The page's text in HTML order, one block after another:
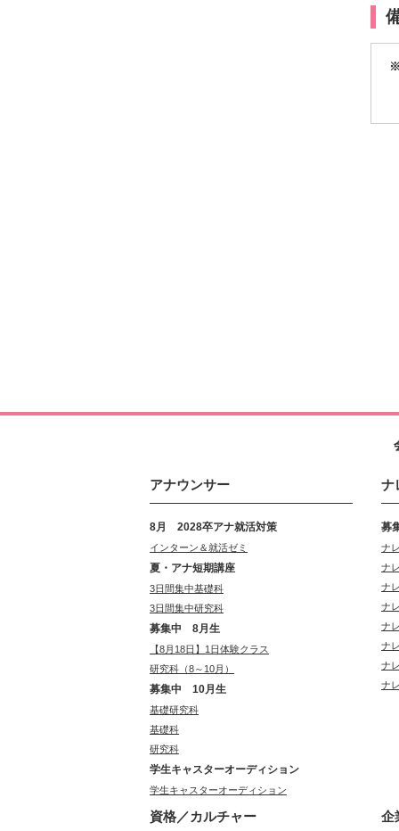
アナウンサー
8月 2028卒アナ就活対策
インターン＆就活ゼミ
夏・アナ短期講座
3日間集中基礎科
3日間集中研究科
募集中 8月生
【8月18日】1日体験クラス
研究科（8～10月）
募集中 10月生
基礎研究科
基礎科
研究科
学生キャスターオーディション
学生キャスターオーディション
ナ
募
ナ
ナ
ナ
ナ
ナ
ナ
ナ
ナ
資格／カルチャー 企